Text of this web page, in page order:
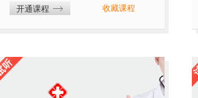
开通课程 收藏课程